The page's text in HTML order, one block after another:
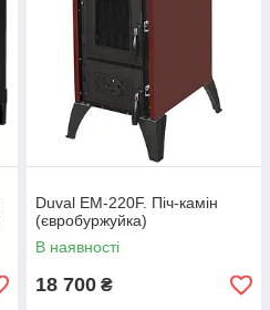
Duval EM-220F. Піч-камін
(євробуржуйка)
В наявності
18 700 ₴